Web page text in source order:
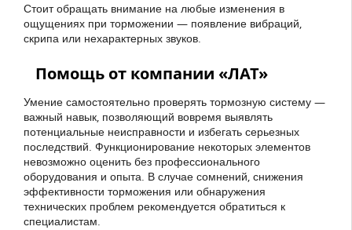
Стоит обращать внимание на любые изменения в
ощущениях при торможении — появление вибраций,
скрипа или нехарактерных звуков.
Помощь от компании «ЛАТ»
Умение самостоятельно проверять тормозную систему —
важный навык, позволяющий вовремя выявлять
потенциальные неисправности и избегать серьезных
последствий. Функционирование некоторых элементов
невозможно оценить без профессионального
оборудования и опыта. В случае сомнений, снижения
эффективности торможения или обнаружения
технических проблем рекомендуется обратиться к
специалистам.